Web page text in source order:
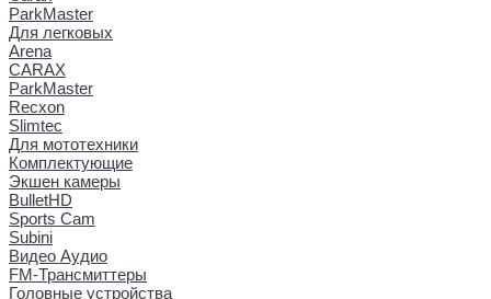
ParkMaster
Для легковых
Arena
CARAX
ParkMaster
Recxon
Slimtec
Для мототехники
Комплектующие
Экшен камеры
BulletHD
Sports Cam
Subini
Видео Аудио
FM-Трансмиттеры
Головные устройства